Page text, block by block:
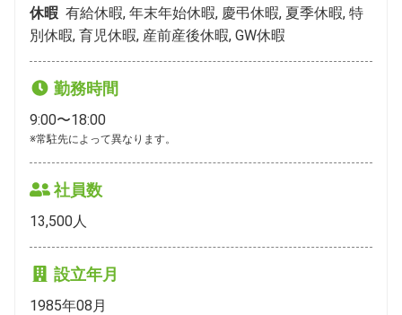
休暇 有給休暇, 年末年始休暇, 慶弔休暇, 夏季休暇, 特
別休暇, 育児休暇, 産前産後休暇, GW休暇
勤務時間
9:00〜18:00
※常駐先によって異なります。
社員数
13,500人
設立年月
1985年08月